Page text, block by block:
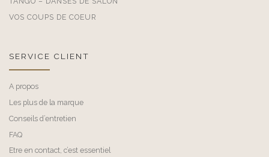
VOS COUPS DE COEUR
SERVICE CLIENT
A propos
Les plus de la marque
Conseils d’entretien
FAQ
Etre en contact, c’est essentiel